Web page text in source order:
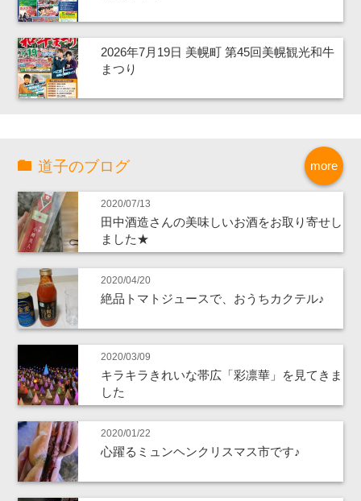
2026年7月19日 美幌町 第45回美幌観光和牛
まつり
more
道子のブログ
2020/07/13
田中酒造さんの美味しいお酒をお取り寄せし
ました★
2020/04/20
絶品トマトジュースで、おうちカクテル♪
2020/03/09
キラキラきれいな帯広「彩凛華」を見てきま
した
2020/01/22
心躍るミュンヘンクリスマス市です♪